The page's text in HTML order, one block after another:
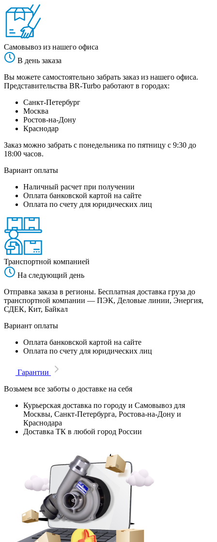
Самовывоз из нашего офиса
В день заказа
Вы можете самостоятельно забрать заказ из нашего офиса.
Представительства BR-Turbo работают в городах:
Санкт-Петербург
Москва
Ростов-на-Дону
Краснодар
Заказ можно забрать с понедельника по пятницу с 9:30 до
18:00 часов.
Вариант оплаты
Наличный расчет при получении
Оплата банковской картой на сайте
Оплата по счету для юридических лиц
Транспортной компанией
На следующий день
Отправка заказа в регионы. Бесплатная доставка груза до
транспортной компании — ПЭК, Деловые линии, Энергия,
СДЕК, Кит, Байкал
Вариант оплаты
Оплата банковской картой на сайте
Оплата по счету для юридических лиц
Гарантии
Возьмем все заботы о доставке на себя
Курьерская доставка по городу и Самовывоз для
Москвы, Санкт-Петербурга, Ростова-на-Дону и
Краснодара
Доставка ТК в любой город России